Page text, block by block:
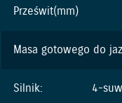
Prześwit(mm)
Masa gotowego do
Silnik: 4-